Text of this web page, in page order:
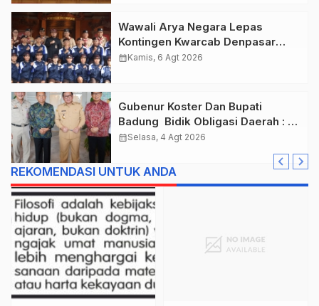
Wawali Arya Negara Lepas
Kontingen Kwarcab Denpasar
Menuju Jambore Nasional XII
calendar_monthKamis, 6 Agt 2026
Gubenur Koster Dan Bupati
Badung Bidik Obligasi Daerah :
Gaspol Bangun Infrastruktur
calendar_monthSelasa, 4 Agt 2026
REKOMENDASI UNTUK ANDA